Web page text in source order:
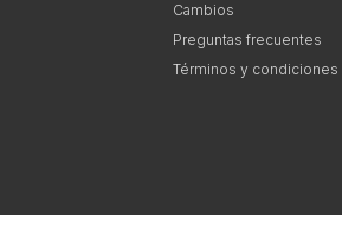
Cambios
Preguntas frecuentes
Términos y condiciones